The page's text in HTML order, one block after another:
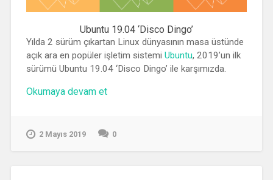
Ubuntu 19.04 ‘Disco Dingo’
Yılda 2 sürüm çıkartan Linux dünyasının masa üstünde
açık ara en popüler işletim sistemi Ubuntu, 2019’un ilk
sürümü Ubuntu 19.04 ‘Disco Dingo’ ile karşımızda.
Okumaya devam et“Ubuntu
2 Mayıs 2019 0